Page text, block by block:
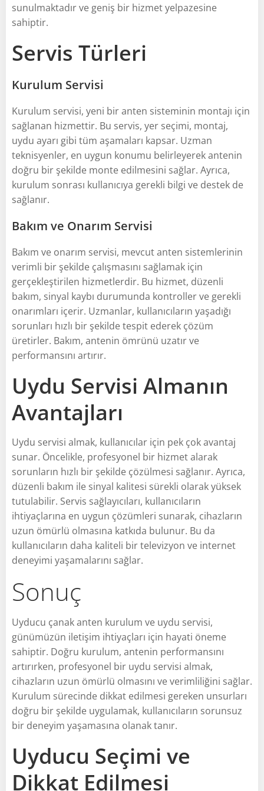
sunulmaktadır ve geniş bir hizmet yelpazesine
sahiptir.
Servis Türleri
Kurulum Servisi
Kurulum servisi, yeni bir anten sisteminin montajı için
sağlanan hizmettir. Bu servis, yer seçimi, montaj,
uydu ayarı gibi tüm aşamaları kapsar. Uzman
teknisyenler, en uygun konumu belirleyerek antenin
doğru bir şekilde monte edilmesini sağlar. Ayrıca,
kurulum sonrası kullanıcıya gerekli bilgi ve destek de
sağlanır.
Bakım ve Onarım Servisi
Bakım ve onarım servisi, mevcut anten sistemlerinin
verimli bir şekilde çalışmasını sağlamak için
gerçekleştirilen hizmetlerdir. Bu hizmet, düzenli
bakım, sinyal kaybı durumunda kontroller ve gerekli
onarımları içerir. Uzmanlar, kullanıcıların yaşadığı
sorunları hızlı bir şekilde tespit ederek çözüm
üretirler. Bakım, antenin ömrünü uzatır ve
performansını artırır.
Uydu Servisi Almanın
Avantajları
Uydu servisi almak, kullanıcılar için pek çok avantaj
sunar. Öncelikle, profesyonel bir hizmet alarak
sorunların hızlı bir şekilde çözülmesi sağlanır. Ayrıca,
düzenli bakım ile sinyal kalitesi sürekli olarak yüksek
tutulabilir. Servis sağlayıcıları, kullanıcıların
ihtiyaçlarına en uygun çözümleri sunarak, cihazların
uzun ömürlü olmasına katkıda bulunur. Bu da
kullanıcıların daha kaliteli bir televizyon ve internet
deneyimi yaşamalarını sağlar.
Sonuç
Uyducu çanak anten kurulum ve uydu servisi,
günümüzün iletişim ihtiyaçları için hayati öneme
sahiptir. Doğru kurulum, antenin performansını
artırırken, profesyonel bir uydu servisi almak,
cihazların uzun ömürlü olmasını ve verimliliğini sağlar.
Kurulum sürecinde dikkat edilmesi gereken unsurları
doğru bir şekilde uygulamak, kullanıcıların sorunsuz
bir deneyim yaşamasına olanak tanır.
Uyducu Seçimi ve
Dikkat Edilmesi